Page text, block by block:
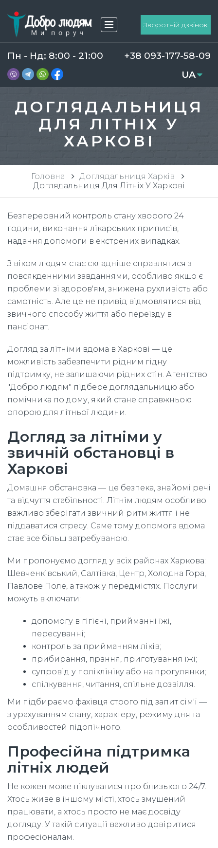
Зворотній дзвінок
Пн - Нд: 8:00 - 21:00
+38 093-177-58-09
UA
RU
ДОГЛЯДАЛЬНИЦЯ
ДЛЯ ЛІТНІХ У
ХАРКОВІ
Головна
Доглядальниця Харків
Доглядальниця Для Літніх У Харкові
Безперервний контроль стану хворого 24
години, виконання лікарських приписів,
надання допомоги в екстрених випадках.
З віком людям стає складніше справлятися з
повсякденними завданнями, особливо якщо є
проблеми зі здоров'ям, знижена рухливість або
самотність. Але це не привід відмовлятися від
звичного способу життя або переїзду в
пансіонат.
Догляд за літніми вдома в Харкові — це
можливість забезпечити рідним гідну
підтримку, не залишаючи рідних стін. Агентство
"Добро людям" підбере доглядальницю або
помічника по дому, який стане справжньою
опорою для літньої людини.
Догляд за літніми у
звичній обстановці в
Харкові
Домашня обстановка — це безпека, знайомі речі
та відчуття стабільності. Літнім людям особливо
важливо зберігати звичний ритм життя і не
піддаватися стресу. Саме тому допомога вдома
стає все більш затребуваною.
Ми пропонуємо догляд у всіх районах Харкова:
Шевченківський, Салтівка, Центр, Холодна Гора,
Павлове Поле, а також у передмістях. Послуги
можуть включати:
допомогу в гігієні, прийманні їжі,
пересуванні;
контроль за прийманням ліків;
прибирання, прання, приготування їжі;
супровід у поліклініку або на прогулянки;
спілкування, читання, спільне дозвілля.
Ми підбираємо фахівця строго під запит сім'ї —
з урахуванням стану, характеру, режиму дня та
особливостей підопічного.
Професійна підтримка
літніх людей
Не кожен може піклуватися про близького 24/7.
Хтось живе в іншому місті, хтось змушений
працювати, а хтось просто не має досвіду
догляду. У такій ситуації важливо довіритися
професіоналам.